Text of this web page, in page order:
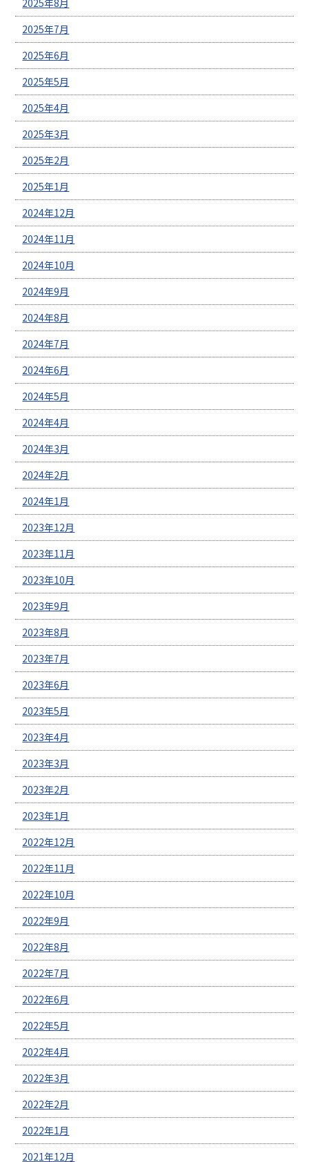
2025年7月
2025年6月
2025年5月
2025年4月
2025年3月
2025年2月
2025年1月
2024年12月
2024年11月
2024年10月
2024年9月
2024年8月
2024年7月
2024年6月
2024年5月
2024年4月
2024年3月
2024年2月
2024年1月
2023年12月
2023年11月
2023年10月
2023年9月
2023年8月
2023年7月
2023年6月
2023年5月
2023年4月
2023年3月
2023年2月
2023年1月
2022年12月
2022年11月
2022年10月
2022年9月
2022年8月
2022年7月
2022年6月
2022年5月
2022年4月
2022年3月
2022年2月
2022年1月
2021年12月